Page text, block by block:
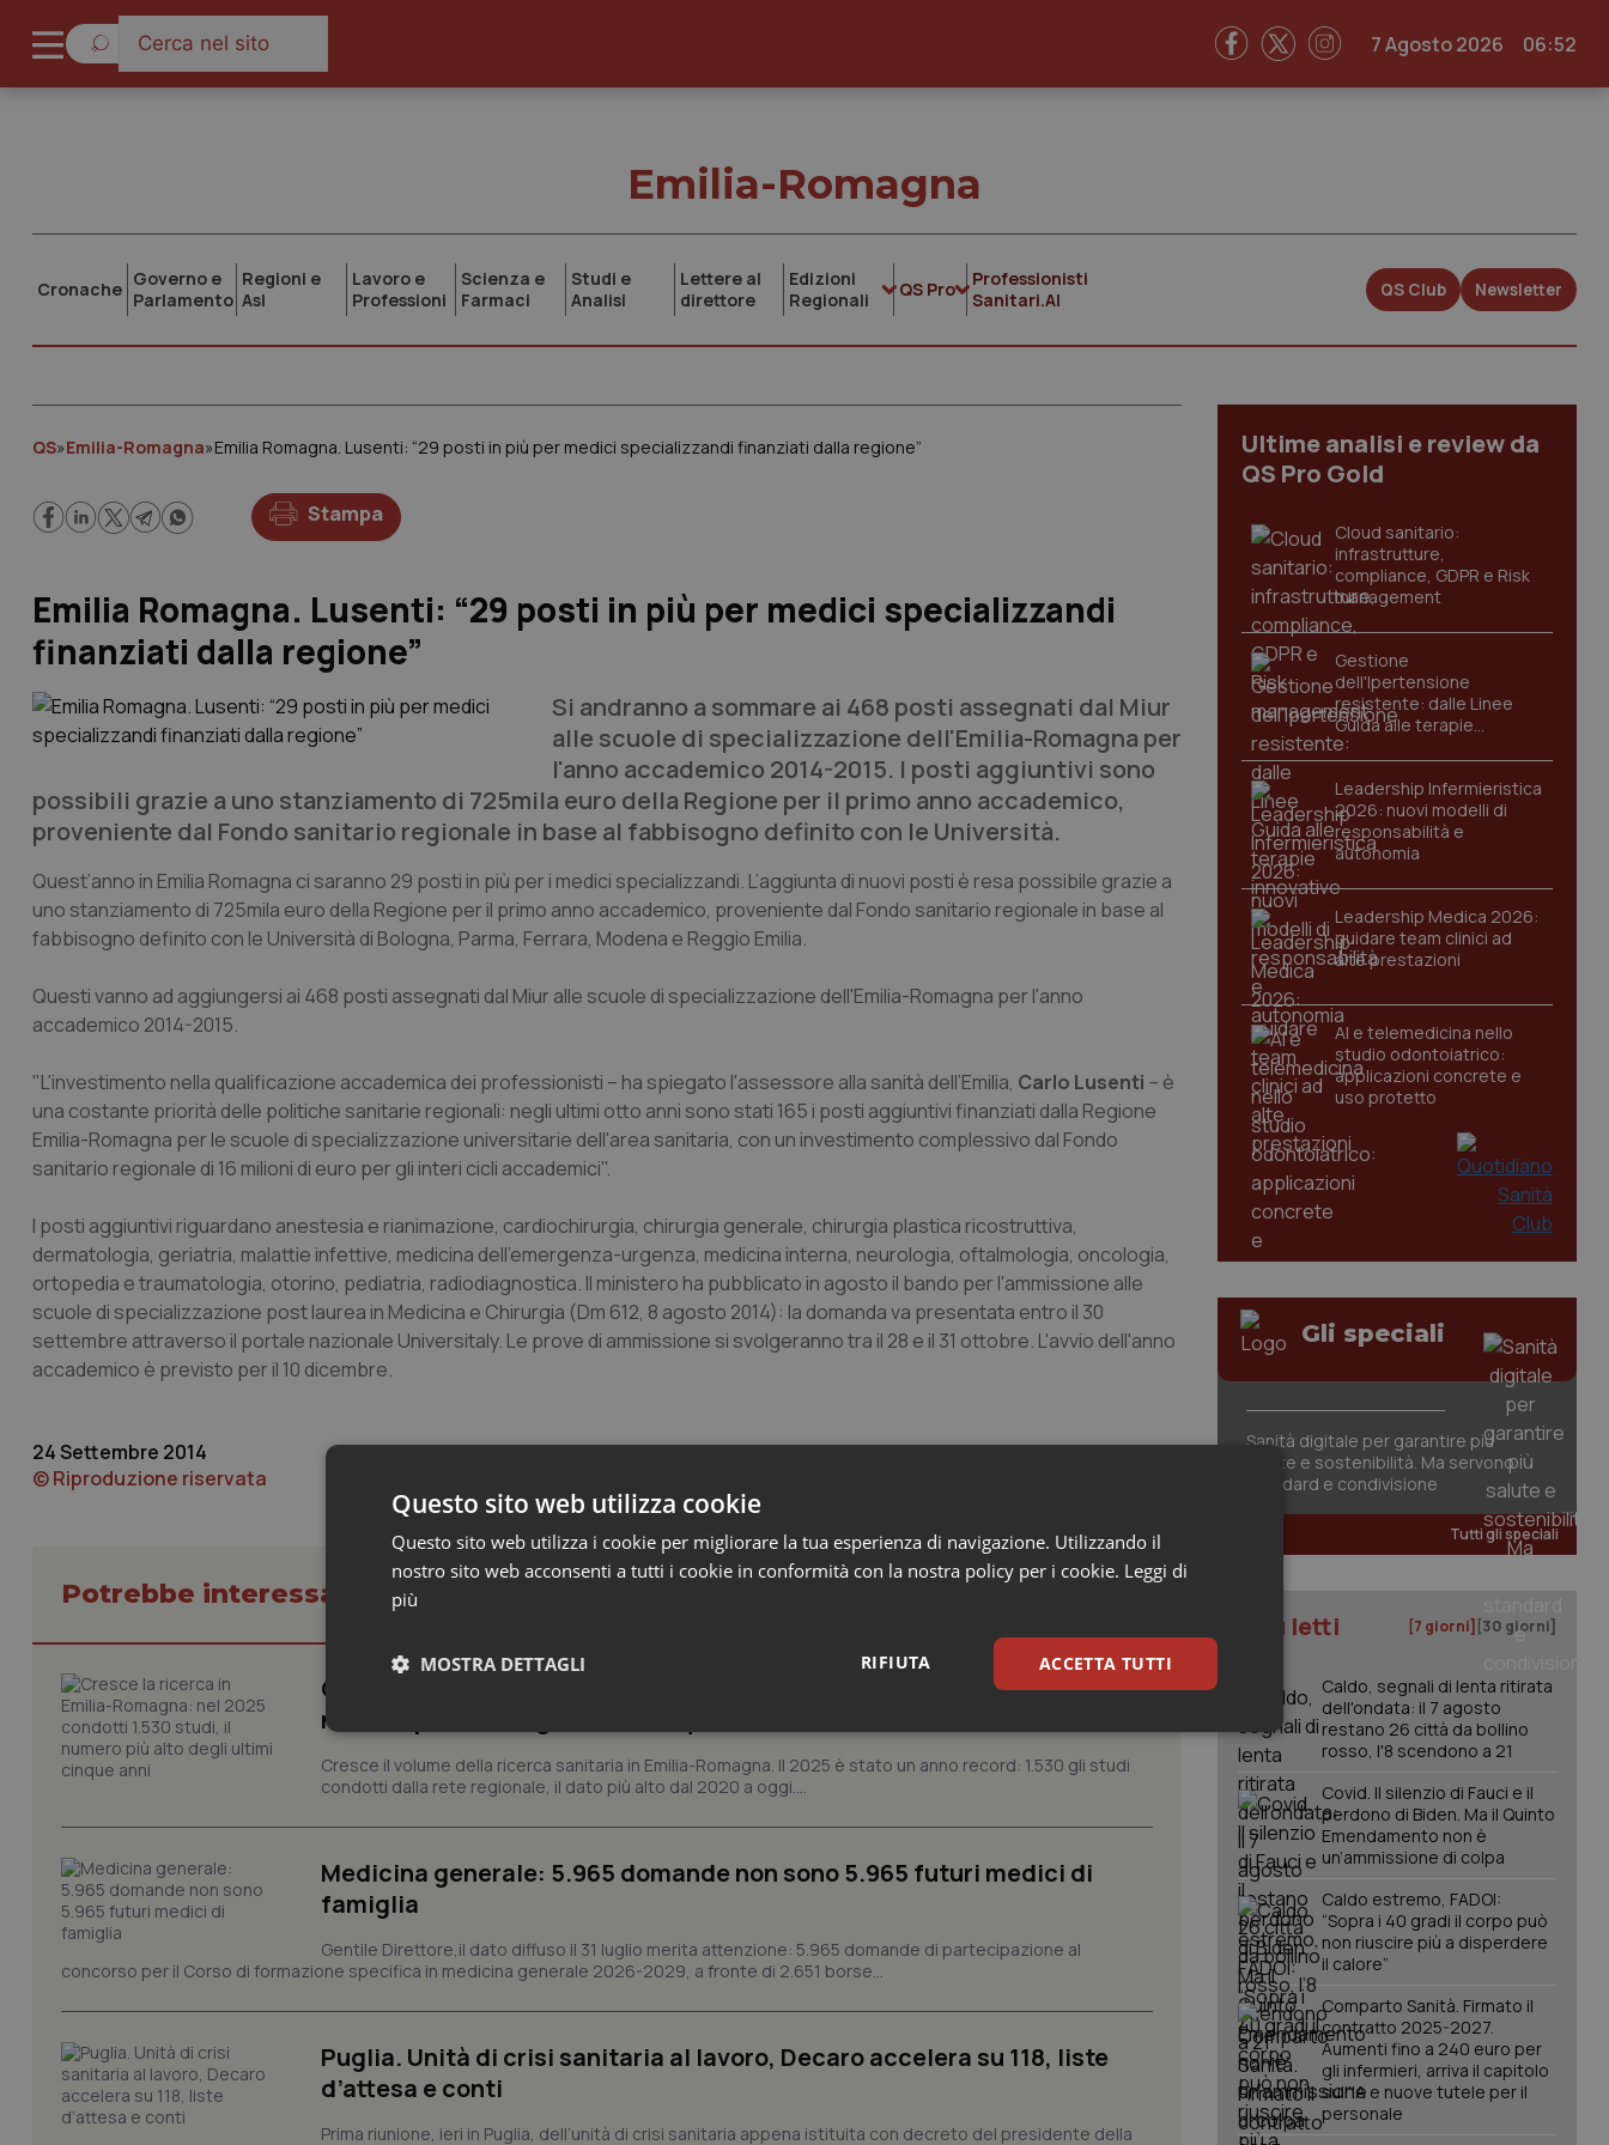
7 Agosto 2026 06:52
Emilia-Romagna
Cronache Governo e
Parlamento
Regioni e
Asl
Lavoro e
Professioni
Scienza e
Farmaci
Studi e
Analisi
Lettere al
direttore
Edizioni
Regionali
QS Pro
Professionisti
Sanitari.AI
QS Club Newsletter
QS»Emilia-Romagna»Emilia Romagna. Lusenti: “29 posti in più per medici specializzandi finanziati dalla regione”
Stampa
Emilia Romagna. Lusenti: “29 posti in più per medici specializzandi
finanziati dalla regione”
Si andranno a sommare ai 468 posti assegnati dal Miur
alle scuole di specializzazione dell'Emilia-Romagna per
l'anno accademico 2014-2015. I posti aggiuntivi sono
possibili grazie a uno stanziamento di 725mila euro della Regione per il primo anno accademico,
proveniente dal Fondo sanitario regionale in base al fabbisogno definito con le Università.
Quest’anno in Emilia Romagna ci saranno 29 posti in più per i medici specializzandi. L’aggiunta di nuovi posti è resa possibile grazie a
uno stanziamento di 725mila euro della Regione per il primo anno accademico, proveniente dal Fondo sanitario regionale in base al
fabbisogno definito con le Università di Bologna, Parma, Ferrara, Modena e Reggio Emilia.
Questi vanno ad aggiungersi ai 468 posti assegnati dal Miur alle scuole di specializzazione dell'Emilia-Romagna per l'anno
accademico 2014-2015.
"L'investimento nella qualificazione accademica dei professionisti – ha spiegato l'assessore alla sanità dell’Emilia, Carlo Lusenti – è
una costante priorità delle politiche sanitarie regionali: negli ultimi otto anni sono stati 165 i posti aggiuntivi finanziati dalla Regione
Emilia-Romagna per le scuole di specializzazione universitarie dell'area sanitaria, con un investimento complessivo dal Fondo
sanitario regionale di 16 milioni di euro per gli interi cicli accademici".
I posti aggiuntivi riguardano anestesia e rianimazione, cardiochirurgia, chirurgia generale, chirurgia plastica ricostruttiva,
dermatologia, geriatria, malattie infettive, medicina dell'emergenza-urgenza, medicina interna, neurologia, oftalmologia, oncologia,
ortopedia e traumatologia, otorino, pediatria, radiodiagnostica. Il ministero ha pubblicato in agosto il bando per l'ammissione alle
scuole di specializzazione post laurea in Medicina e Chirurgia (Dm 612, 8 agosto 2014): la domanda va presentata entro il 30
settembre attraverso il portale nazionale Universitaly. Le prove di ammissione si svolgeranno tra il 28 e il 31 ottobre. L'avvio dell'anno
accademico è previsto per il 10 dicembre.
24 Settembre 2014
© Riproduzione riservata
Potrebbe interessarti in Emilia-Romagna
Cresce la ricerca in Emilia-Romagna: nel 2025 condotti 1.530 studi, il
numero più alto degli ultimi cinque anni
Cresce il volume della ricerca sanitaria in Emilia-Romagna. Il 2025 è stato un anno record: 1.530 gli studi
condotti dalla rete regionale, il dato più alto dal 2020 a oggi....
Medicina generale: 5.965 domande non sono 5.965 futuri medici di
famiglia
Gentile Direttore,il dato diffuso il 31 luglio merita attenzione: 5.965 domande di partecipazione al
concorso per il Corso di formazione specifica in medicina generale 2026-2029, a fronte di 2.651 borse...
Puglia. Unità di crisi sanitaria al lavoro, Decaro accelera su 118, liste
d’attesa e conti
Prima riunione, ieri in Puglia, dell’unità di crisi sanitaria appena istituita con decreto del presidente della
Ultime analisi e review da
QS Pro Gold
Cloud sanitario:
infrastrutture,
compliance, GDPR e Risk
management
Gestione
dell'Ipertensione
resistente: dalle Linee
Guida alle terapie
innovative
Leadership Infermieristica
2026: nuovi modelli di
responsabilità e
autonomia
Leadership Medica 2026:
guidare team clinici ad
alte prestazioni
AI e telemedicina nello
studio odontoiatrico:
applicazioni concrete e
uso protetto
Gli speciali
Sanità digitale per garantire più
salute e sostenibilità. Ma servono
standard e condivisione
Tutti gli speciali
I più letti [7 giorni] [30 giorni]
Caldo, segnali di lenta ritirata
dell'ondata: il 7 agosto
restano 26 città da bollino
rosso, l'8 scendono a 21
Covid. Il silenzio di Fauci e il
perdono di Biden. Ma il Quinto
Emendamento non è
un’ammissione di colpa
Caldo estremo, FADOI:
“Sopra i 40 gradi il corpo può
non riuscire più a disperdere
il calore”
Comparto Sanità. Firmato il
contratto 2025-2027.
Aumenti fino a 240 euro per
gli infermieri, arriva il capitolo
sull'IA e nuove tutele per il
personale
Questo sito web utilizza cookie
Questo sito web utilizza i cookie per migliorare la tua esperienza di navigazione. Utilizzando il
nostro sito web acconsenti a tutti i cookie in conformità con la nostra policy per i cookie. Leggi di
più
ACCETTA TUTTI
RIFIUTA
MOSTRA DETTAGLI
Necessari Statistici Marketing
I cookie necessari contribuiscono a rendere fruibile il sito web abilitandone funzionalità di base quali la navigazione sulle pagine
e l'accesso alle aree protette del sito. Il sito web non è in grado di funzionare correttamente senza questi cookie.
.youtube.com
settimane
scelte di consenso e privacy dell'utente per la loro
interazione con il sito. Registra i dati sul consenso